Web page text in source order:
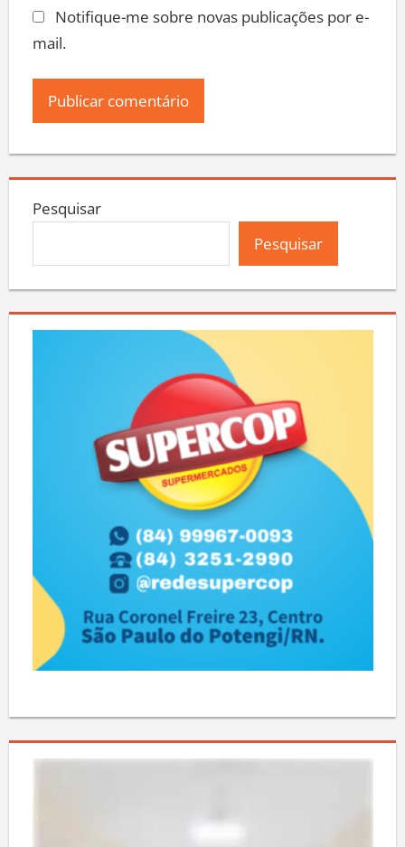
Notifique-me sobre novas publicações por e-
mail.
Pesquisar
Pesquisar